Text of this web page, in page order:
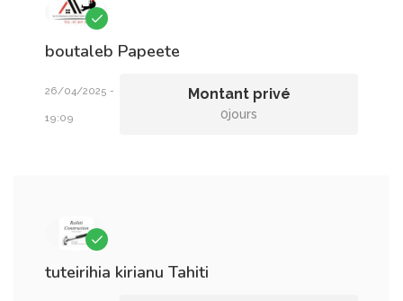
boutaleb Papeete
26/04/2025 -
19:09
Montant privé
0jours
tuteirihia kirianu Tahiti